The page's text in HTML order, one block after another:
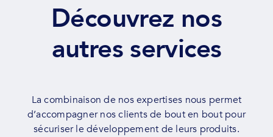
Découvrez nos
autres services
La combinaison de nos expertises nous permet
d’accompagner nos clients de bout en bout pour
sécuriser le développement de leurs produits.